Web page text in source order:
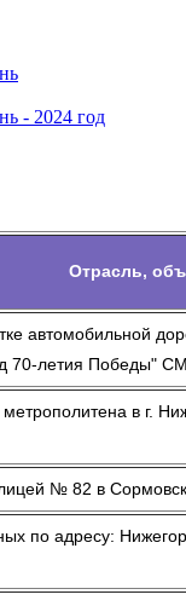
- 2024 год
Отрасль,
автомобильной
70-летия Победы"
в г.
№ 82 в
по адресу: